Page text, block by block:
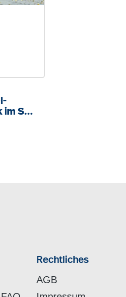
im Set
Rechtliches
AGB